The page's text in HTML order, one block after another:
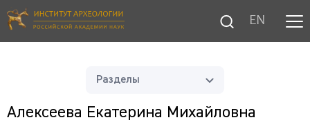
EN
Разделы
Алексеева Екатерина Михайловна